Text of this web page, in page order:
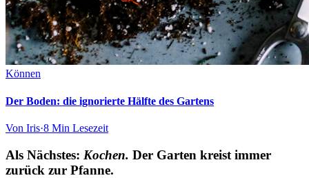
Können
Der Boden: die ignorierte Hälfte des Gartens
Von Iris·8 Min Lesezeit
Als Nächstes: Kochen. Der Garten kreist immer
zurück zur Pfanne.